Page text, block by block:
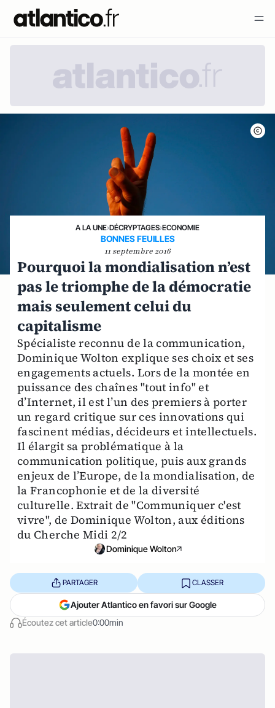
A LA UNE›DÉCRYPTAGES›ECONOMIE
BONNES FEUILLES
11 septembre 2016
Pourquoi la mondialisation n’est
pas le triomphe de la démocratie
mais seulement celui du
capitalisme
Spécialiste reconnu de la communication,
Dominique Wolton explique ses choix et ses
engagements actuels. Lors de la montée en
puissance des chaînes "tout info" et
d’Internet, il est l’un des premiers à porter
un regard critique sur ces innovations qui
fascinent médias, décideurs et intellectuels.
Il élargit sa problématique à la
communication politique, puis aux grands
enjeux de l’Europe, de la mondialisation, de
la Francophonie et de la diversité
culturelle. Extrait de "Communiquer c'est
vivre", de Dominique Wolton, aux éditions
du Cherche Midi 2/2
Dominique Wolton
Écoutez cet article0:00min
PARTAGER CLASSER
Ajouter Atlantico en favori sur Google